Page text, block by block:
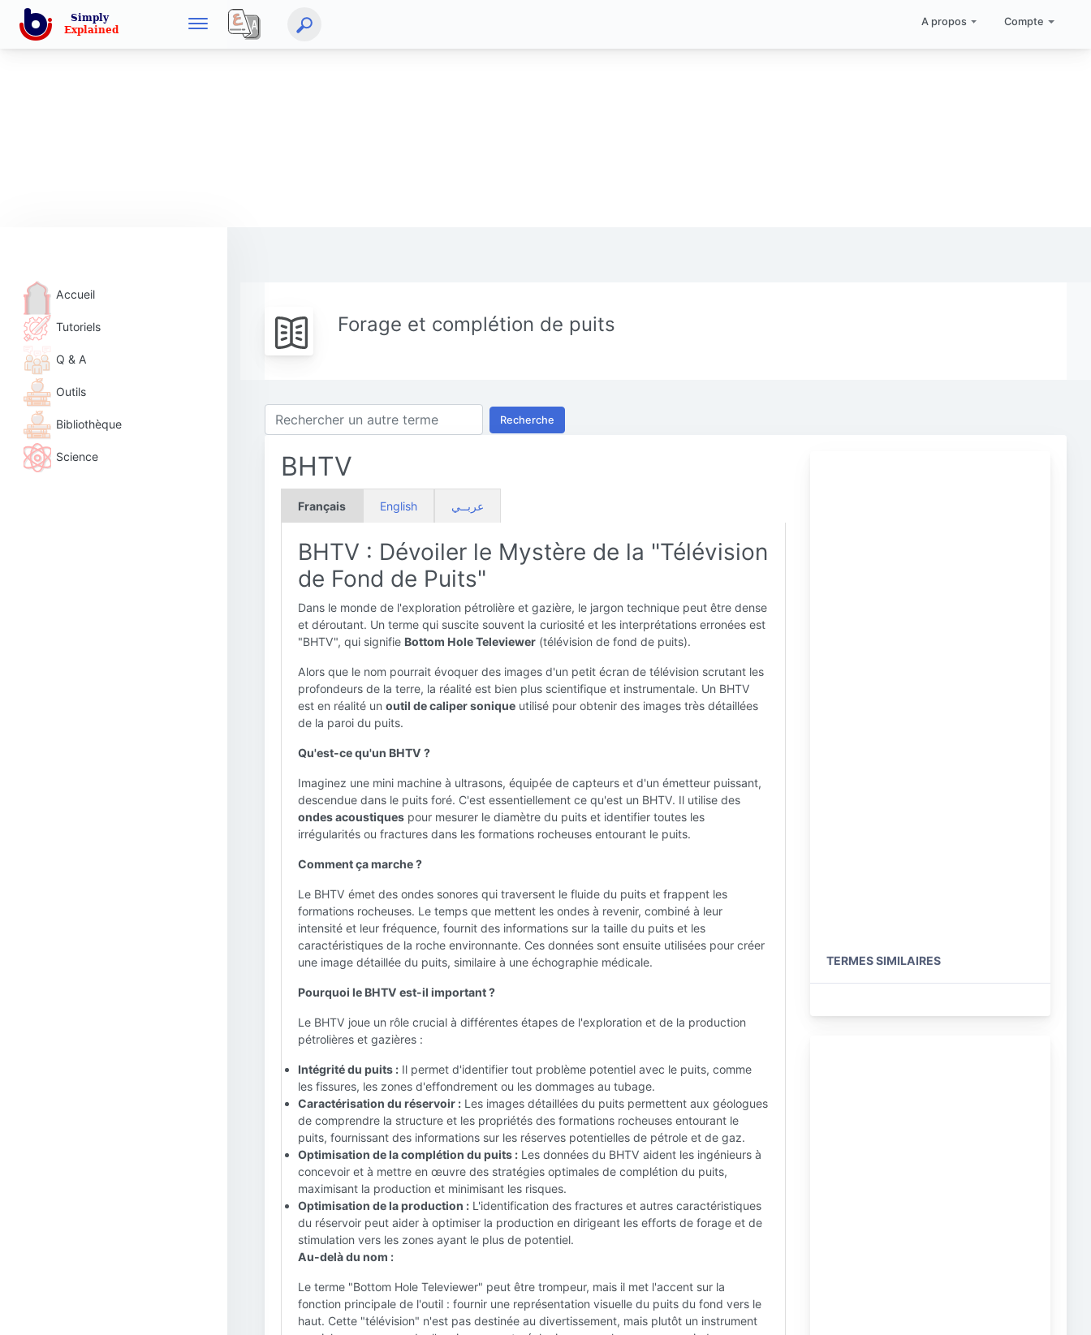
A propos Compte
Accueil
Tutoriels
Q & A
Outils
Bibliothèque
Science
Forage et complétion de puits
Recherche
BHTV
Français English عربــي
BHTV : Dévoiler le Mystère de la "Télévision
de Fond de Puits"
Dans le monde de l'exploration pétrolière et gazière, le jargon technique peut être dense
et déroutant. Un terme qui suscite souvent la curiosité et les interprétations erronées est
"BHTV", qui signifie Bottom Hole Televiewer (télévision de fond de puits).
Alors que le nom pourrait évoquer des images d'un petit écran de télévision scrutant les
profondeurs de la terre, la réalité est bien plus scientifique et instrumentale. Un BHTV
est en réalité un outil de caliper sonique utilisé pour obtenir des images très détaillées
de la paroi du puits.
Qu'est-ce qu'un BHTV ?
Imaginez une mini machine à ultrasons, équipée de capteurs et d'un émetteur puissant,
descendue dans le puits foré. C'est essentiellement ce qu'est un BHTV. Il utilise des
ondes acoustiques pour mesurer le diamètre du puits et identifier toutes les
irrégularités ou fractures dans les formations rocheuses entourant le puits.
Comment ça marche ?
Le BHTV émet des ondes sonores qui traversent le fluide du puits et frappent les
formations rocheuses. Le temps que mettent les ondes à revenir, combiné à leur
intensité et leur fréquence, fournit des informations sur la taille du puits et les
caractéristiques de la roche environnante. Ces données sont ensuite utilisées pour créer
une image détaillée du puits, similaire à une échographie médicale.
Pourquoi le BHTV est-il important ?
Le BHTV joue un rôle crucial à différentes étapes de l'exploration et de la production
pétrolières et gazières :
Intégrité du puits : Il permet d'identifier tout problème potentiel avec le puits, comme
les fissures, les zones d'effondrement ou les dommages au tubage.
Caractérisation du réservoir : Les images détaillées du puits permettent aux géologues
de comprendre la structure et les propriétés des formations rocheuses entourant le
puits, fournissant des informations sur les réserves potentielles de pétrole et de gaz.
Optimisation de la complétion du puits : Les données du BHTV aident les ingénieurs à
concevoir et à mettre en œuvre des stratégies optimales de complétion du puits,
maximisant la production et minimisant les risques.
Optimisation de la production : L'identification des fractures et autres caractéristiques
du réservoir peut aider à optimiser la production en dirigeant les efforts de forage et de
stimulation vers les zones ayant le plus de potentiel.
Au-delà du nom :
Le terme "Bottom Hole Televiewer" peut être trompeur, mais il met l'accent sur la
fonction principale de l'outil : fournir une représentation visuelle du puits du fond vers le
haut. Cette "télévision" n'est pas destinée au divertissement, mais plutôt un instrument
TERMES SIMILAIRES